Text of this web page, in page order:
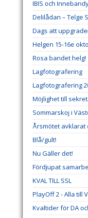
IBIS och
Delilådan – Telge
Dags att
Helgen 15-16e
Rosa bandet helg!
Lagfotografering
Lagfotografering
Möjlighet till
Sommarskoj i
Årsmötet avklarat
Blå/gult!
Nu Gäller det!
Fördjupat
KVAL TILL SSL
PlayOff 2 - Alla till
Kvaltider för DA